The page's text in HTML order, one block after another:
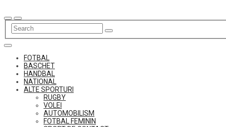
to
content
FOTBAL
BASCHET
HANDBAL
NATIONAL
ALTE SPORTURI
RUGBY
VOLEI
AUTOMOBILISM
FOTBAL FEMININ